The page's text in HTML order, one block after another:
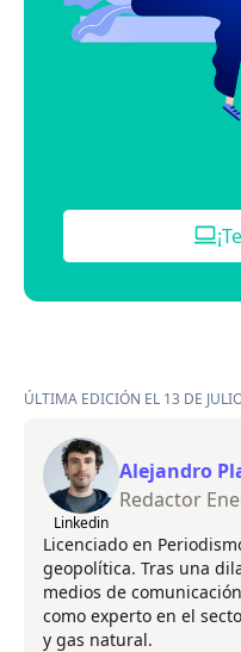
ÚLTIMA EDICIÓN EL 13 DE
Linkedin
Alejandro
Redactor
Licenciado en
geopolítica. Tras una
medios de
como experto en el
y gas natural.